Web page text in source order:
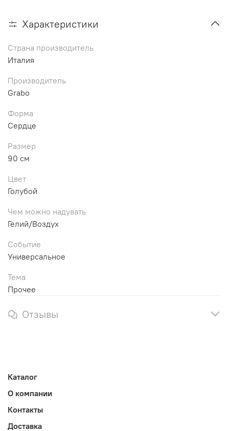
Характеристики
Страна производитель
Италия
Производитель
Grabo
Форма
Сердце
Размер
90 см
Цвет
Голубой
Чем можно надувать
Гелий/Воздух
Событие
Универсальное
Тема
Прочее
Отзывы
Каталог
О компании
Контакты
Доставка